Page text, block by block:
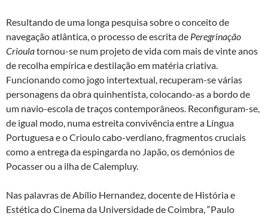
Resultando de uma longa pesquisa sobre o conceito de
navegação atlântica, o processo de escrita de Peregrinação
Crioulatornou-se num projeto de vida com mais de vinte anos
de recolha empírica e destilação em matéria criativa.
Funcionando como jogo intertextual, recuperam-se várias
personagens da obra quinhentista, colocando-as a bordo de
um navio-escola de traços contemporâneos. Reconfiguram-se,
de igual modo, numa estreita convivência entre a Língua
Portuguesa e o Crioulo cabo-verdiano, fragmentos cruciais
como a entrega da espingarda no Japão, os demónios de
Pocasser ou a ilha de Calempluy.
Nas palavras de Abílio Hernandez, docente de História e
Estética do Cinema da Universidade de Coimbra, “Paulo